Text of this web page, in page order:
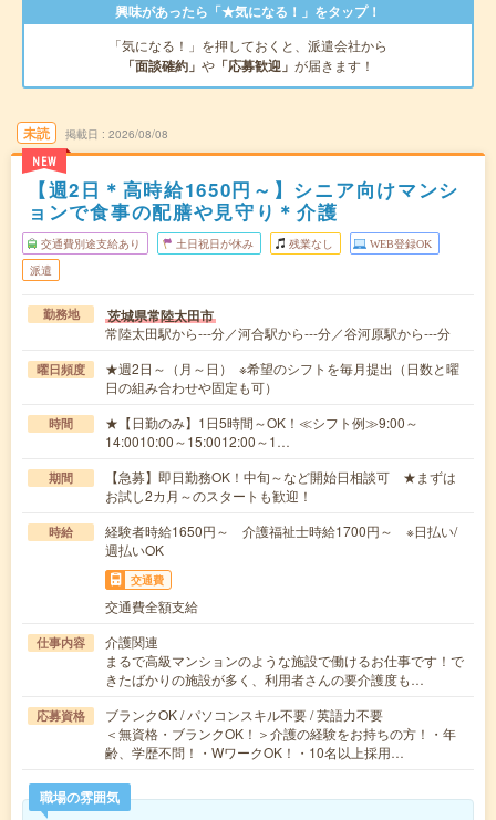
興味があったら「★気になる！」をタップ！
「気になる！」を押しておくと、派遣会社から
「面談確約」 や 「応募歓迎」 が届きます！
未読
NEW
掲載日 2026/08/08
【週2日＊高時給1650円～】シニア向けマンシ
ョンで食事の配膳や見守り＊介護
交通費別途支給あり 土日祝日が休み 残業なし WEB登録OK
派遣
勤務地 茨城県常陸太田市
常陸太田駅から---分／河合駅から---分／谷河原駅から---分
曜日頻度
★週2日～（月～日） ※希望のシフトを毎月提出（日数と曜
日の組み合わせや固定も可）
時間
★【日勤のみ】1日5時間～OK！≪シフト例≫9:00～
14:0010:00～15:0012:00～1…
期間
【急募】即日勤務OK！中旬～など開始日相談可 ★まずは
お試し2カ月～のスタートも歓迎！
時給
経験者時給1650円～ 介護福祉士時給1700円～ ※日払い/
週払いOK
交通費
交通費全額支給
仕事内容
介護関連
まるで高級マンションのような施設で働けるお仕事です！で
きたばかりの施設が多く、利用者さんの要介護度も…
応募資格
ブランクOK / パソコンスキル不要 / 英語力不要
＜無資格・ブランクOK！＞介護の経験をお持ちの方！・年
齢、学歴不問！・WワークOK！・10名以上採用…
職場の雰囲気